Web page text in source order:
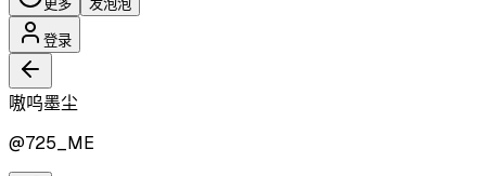
更多 发泡泡
登录
嗷呜墨尘
@725_ME